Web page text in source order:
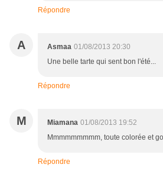
Répondre
A Asmaa 01/08/2013 20:30
Une belle tarte qui sent bon l'été...
Répondre
M Miamana 01/08/2013 19:52
Mmmmmmmmm, toute colorée et
Répondre